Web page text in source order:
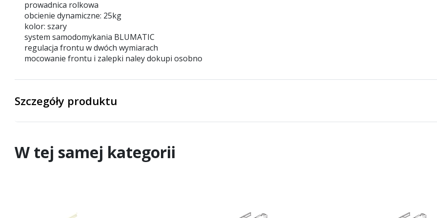
prowadnica rolkowa
obcienie dynamiczne: 25kg
kolor: szary
system samodomykania BLUMATIC
regulacja frontu w dwóch wymiarach
mocowanie frontu i zalepki naley dokupi osobno
Szczegóły produktu
W tej samej kategorii